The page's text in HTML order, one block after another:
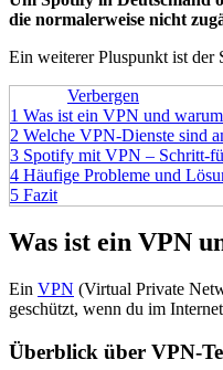
die normalerweise nicht
Ein weiterer Pluspunkt ist der
Verbergen
1 Was ist ein VPN und
2 Welche VPN-Dienste sind
3 Spotify mit VPN – Schritt-
4 Häufige Probleme und
5 Fazit
Was ist ein VPN
Ein VPN (Virtual Private
geschützt, wenn du im
Überblick über VPN-